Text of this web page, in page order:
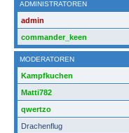
ADMINISTRATOREN
admin
commander_keen
MODERATOREN
Kampfkuchen
Matti782
qwertzo
Drachenflug